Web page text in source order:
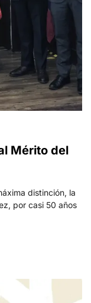
Mérito del
distinción, la
por casi 50 años